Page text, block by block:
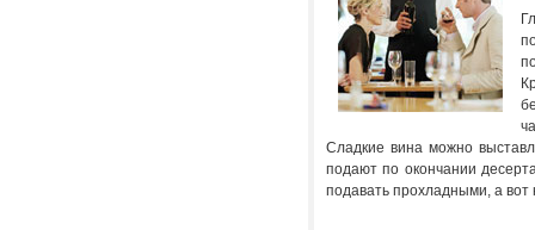
Сладкие вина можно
подают по окончании
подавать прохладными, а